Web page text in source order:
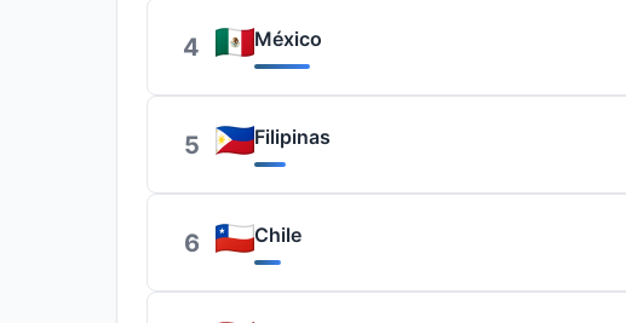
4 México
5 Filipinas
6 Chile